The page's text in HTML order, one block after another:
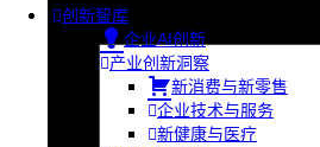
创新智库
企业AI创新
产业创新洞察
新消费与新零售
企业技术与服务
新健康与医疗